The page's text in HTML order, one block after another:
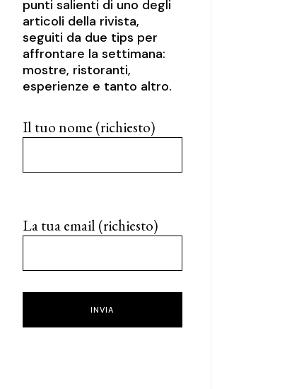
punti salienti di uno degli
articoli della rivista,
seguiti da due tips per
affrontare la settimana:
mostre, ristoranti,
esperienze e tanto altro.
Il tuo nome (richiesto)
La tua email (richiesto)
INVIA